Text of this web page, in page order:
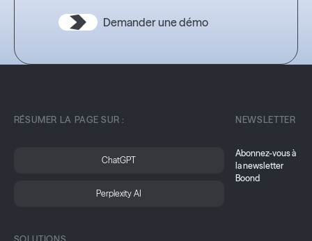
Demander une démo
RÉSUMER LA PAGE SUR :
ChatGPT
Perplexity AI
NEWSLETTER
Abonnez-vous à
la newsletter
Boond